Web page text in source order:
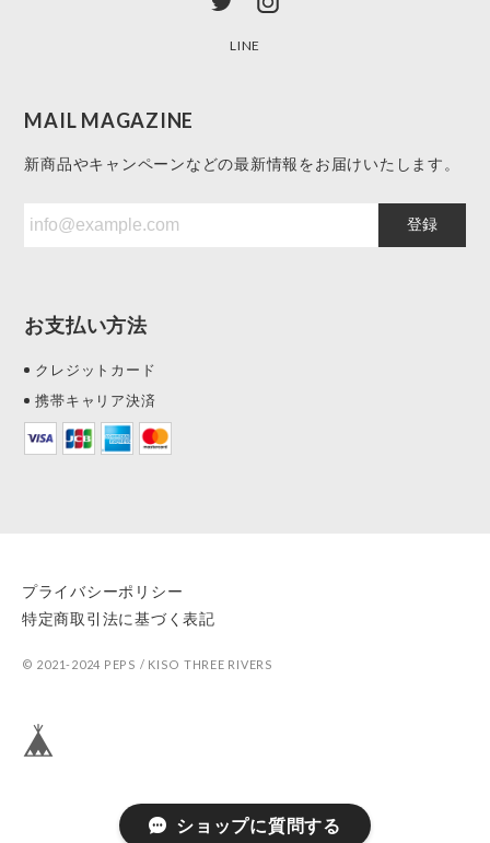
LINE
MAIL MAGAZINE
新商品やキャンペーンなどの最新情報をお届けいたします。
登録
お支払い方法
クレジットカード
携帯キャリア決済
プライバシーポリシー
特定商取引法に基づく表記
© 2021-2024 PEPS / KISO THREE RIVERS
ショップに質問する